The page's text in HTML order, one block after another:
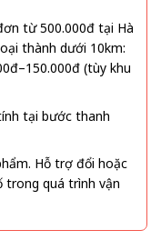
từ 500.000đ tại Hà
thành dưới 10km:
(tùy khu
tại bước thanh
Hỗ trợ đổi hoặc
trong quá trình vận